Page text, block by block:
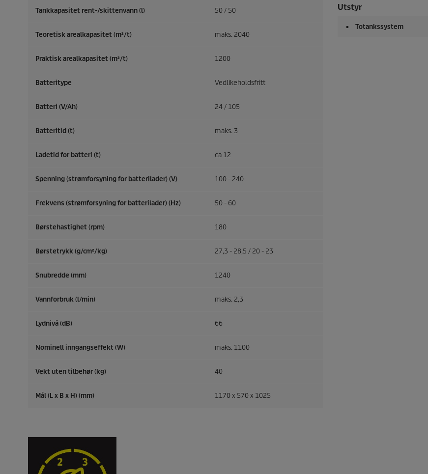
Tankkapasitet rent-/skittenvann (l) 50 / 50
Teoretisk arealkapasitet (m²/t) maks. 2040
Praktisk arealkapasitet (m²/t) 1200
Batteritype Vedlikeholdsfritt
Batteri (V/Ah) 24 / 105
Batteritid (t) maks. 3
Ladetid for batteri (t) ca 12
Spenning (strømforsyning for batterilader) (V) 100 - 240
Frekvens (strømforsyning for batterilader) (Hz) 50 - 60
Børstehastighet (rpm) 180
Børstetrykk (g/cm²/kg) 27,3 - 28,5 / 20 - 23
Snubredde (mm) 1240
Vannforbruk (l/min) maks. 2,3
Lydnivå (dB) 66
Nominell inngangseffekt (W) maks. 1100
Vekt uten tilbehør (kg) 40
Mål (L x B x H) (mm) 1170 x 570 x 1025
Utstyr
Totankssystem